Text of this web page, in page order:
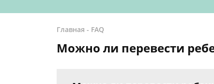
Главная - FAQ
Можно ли перевести